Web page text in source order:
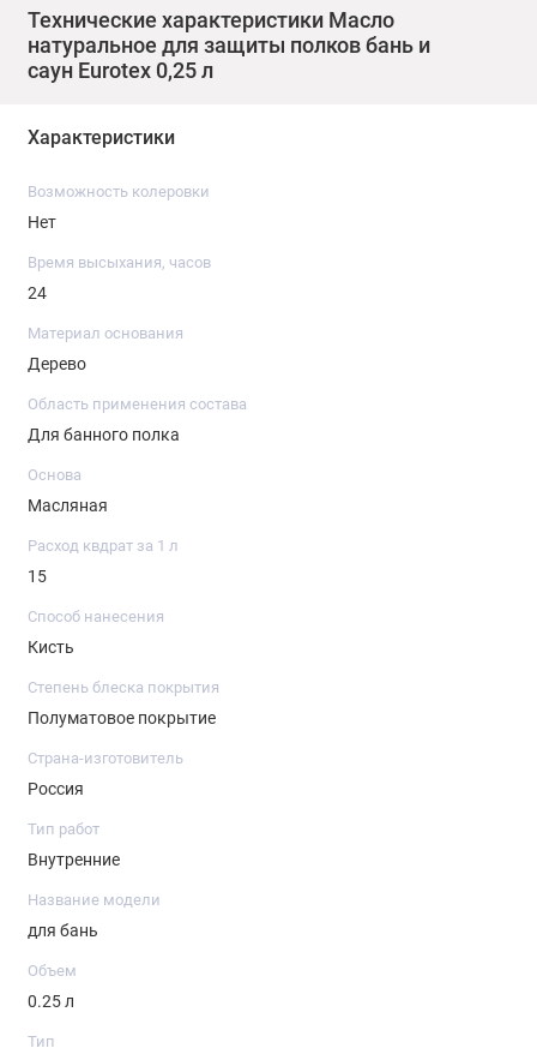
Технические характеристики Масло
натуральное для защиты полков бань и
саун Eurotex 0,25 л
Характеристики
Возможность колеровки
Нет
Время высыхания, часов
24
Материал основания
Дерево
Область применения состава
Для банного полка
Основа
Масляная
Расход квдрат за 1 л
15
Способ нанесения
Кисть
Степень блеска покрытия
Полуматовое покрытие
Страна-изготовитель
Россия
Тип работ
Внутренние
Название модели
для бань
Объем
0.25 л
Тип